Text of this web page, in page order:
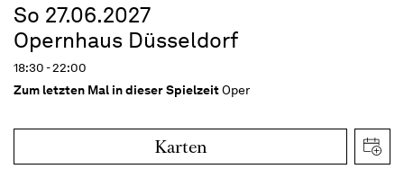
So 27.06.2027
Opernhaus Düsseldorf
18:30 - 22:00
Zum letzten Mal in dieser SpielzeitOper
Karten